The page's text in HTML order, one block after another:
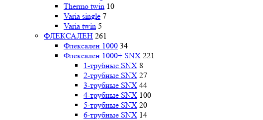
Thermo twin 10
Varia single 7
Varia twin 5
ФЛЕКСАЛЕН 261
Флексален 1000 34
Флексален 1000+ SNX 221
1-трубные SNX 8
2-трубные SNX 27
3-трубные SNX 44
4-трубные SNX 100
5-трубные SNX 20
6-трубные SNX 14